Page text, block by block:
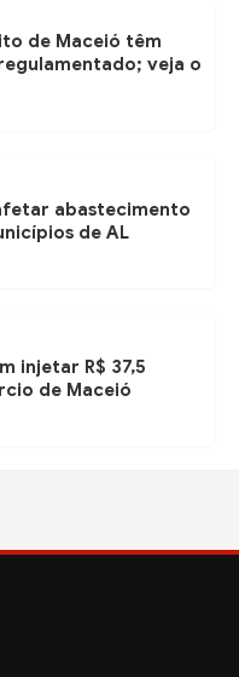
de Maceió têm
veja o
abastecimento
de AL
injetar R$ 37,5
de Maceió